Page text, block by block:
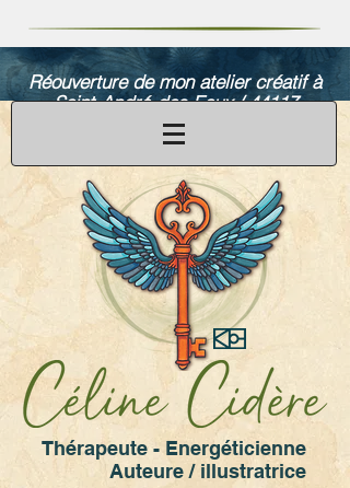
Réouverture de mon atelier créatif à
Saint-André-des-Eaux / 44117
en septembre 2026 !
Thérapeute - Energéticienne
Auteure / illustratrice